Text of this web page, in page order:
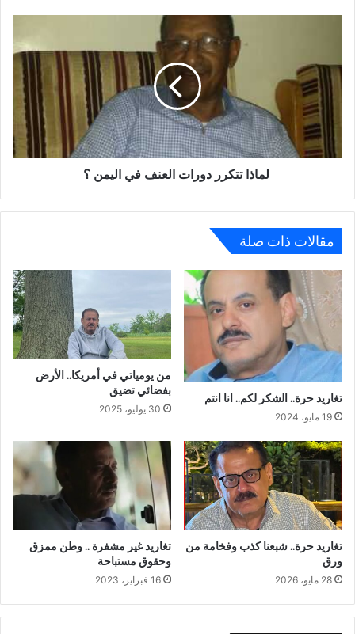
العنف
في
اليمن
لماذا تتكرر دورات العنف في اليمن ؟
مقالات ذات صلة
تغاريد حرة.. الشكر لكم.. انا انتم
19 مايو، 2024
من يومياتي في أمريكا.. الأرض
بفضائي تضيق
30 يوليو، 2025
تغاريد حرة.. شبعنا كذب وفخامة من
ورق
28 مايو، 2026
تغاريد غير مشفرة .. وطن ممزق
وحقوق مستباحة
16 فبراير، 2023